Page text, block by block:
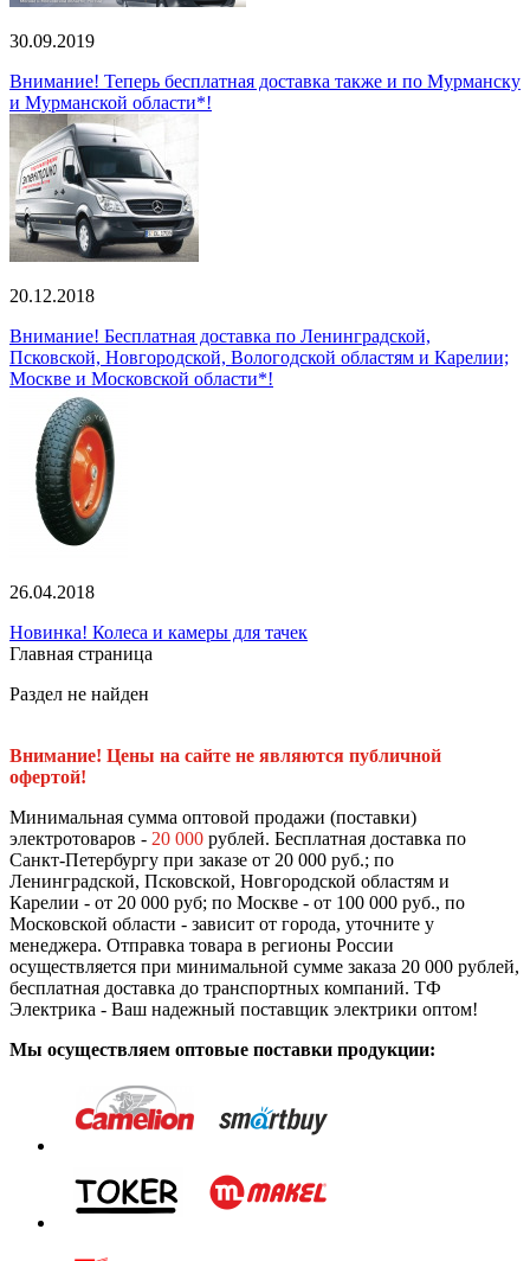
30.09.2019
Внимание! Теперь бесплатная доставка также и по Мурманску
и Мурманской области*!
20.12.2018
Внимание! Бесплатная доставка по Ленинградской,
Псковской, Новгородской, Вологодской областям и Карелии;
Москве и Московской области*!
26.04.2018
Новинка! Колеса и камеры для тачек
Главная страница
Раздел не найден
Внимание! Цены на сайте не являются публичной
офертой!
Минимальная сумма оптовой продажи (поставки)
электротоваров - 20 000 рублей. Бесплатная доставка по
Санкт-Петербургу при заказе от 20 000 руб.; по
Ленинградской, Псковской, Новгородской областям и
Карелии - от 20 000 руб; по Москве - от 100 000 руб., по
Московской области - зависит от города, уточните у
менеджера. Отправка товара в регионы России
осуществляется при минимальной сумме заказа 20 000 рублей,
бесплатная доставка до транспортных компаний. ТФ
Электрика - Ваш надежный поставщик электрики оптом!
Мы осуществляем оптовые поставки продукции: